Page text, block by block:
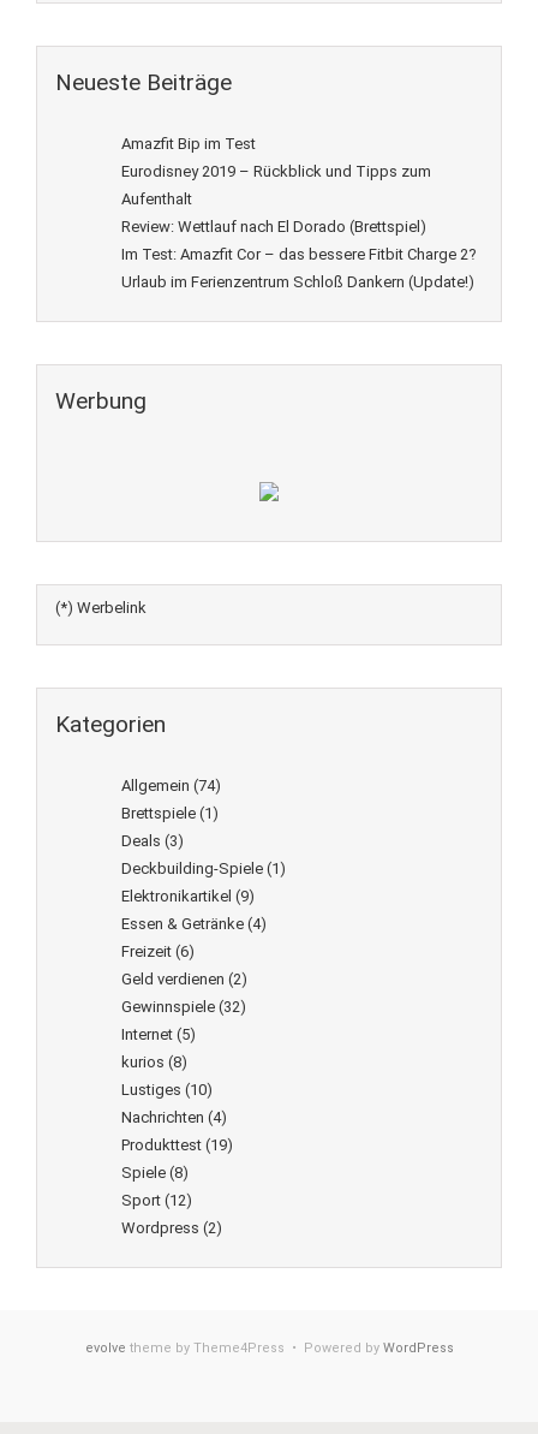
Neueste Beiträge
Amazfit Bip im Test
Eurodisney 2019 – Rückblick und Tipps zum
Aufenthalt
Review: Wettlauf nach El Dorado (Brettspiel)
Im Test: Amazfit Cor – das bessere Fitbit Charge 2?
Urlaub im Ferienzentrum Schloß Dankern (Update!)
Werbung
(*) Werbelink
Kategorien
Allgemein (74)
Brettspiele (1)
Deals (3)
Deckbuilding-Spiele (1)
Elektronikartikel (9)
Essen & Getränke (4)
Freizeit (6)
Geld verdienen (2)
Gewinnspiele (32)
Internet (5)
kurios (8)
Lustiges (10)
Nachrichten (4)
Produkttest (19)
Spiele (8)
Sport (12)
Wordpress (2)
evolve theme by Theme4Press • Powered by WordPress